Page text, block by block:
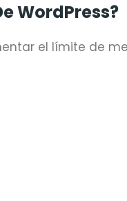
WordPress?
el límite de